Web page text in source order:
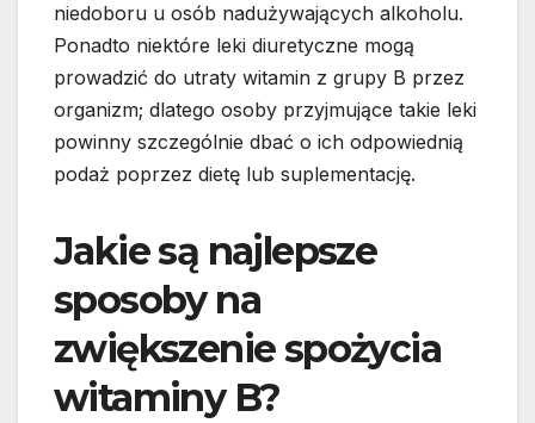
niedoboru u osób nadużywających alkoholu.
Ponadto niektóre leki diuretyczne mogą
prowadzić do utraty witamin z grupy B przez
organizm; dlatego osoby przyjmujące takie leki
powinny szczególnie dbać o ich odpowiednią
podaż poprzez dietę lub suplementację.
Jakie są najlepsze
sposoby na
zwiększenie spożycia
witaminy B?